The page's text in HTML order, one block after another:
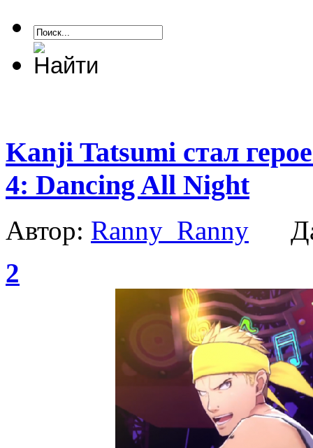
Kanji Tatsumi стал
4: Dancing All Night
Автор: Ranny_Ranny
2